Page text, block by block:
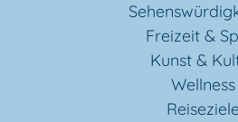
Freizeit &
Kunst &
Wellness